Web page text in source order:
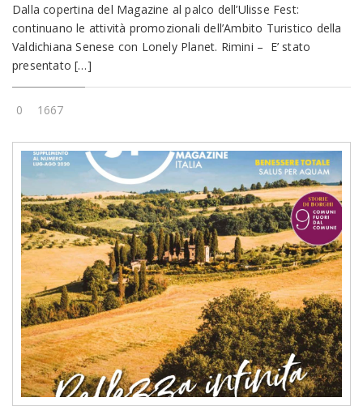
Dalla copertina del Magazine al palco dell’Ulisse Fest:
continuano le attività promozionali dell’Ambito Turistico della
Valdichiana Senese con Lonely Planet. Rimini – E’ stato
presentato […]
0 1667